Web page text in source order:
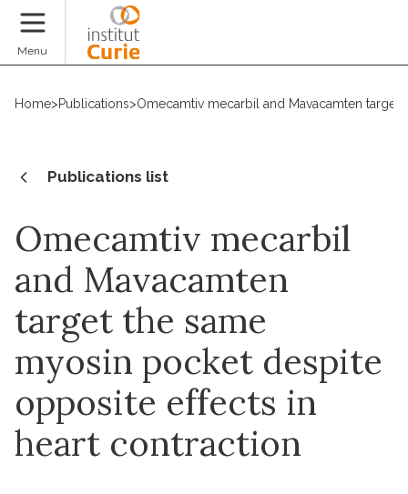
Menu
Home>Publications>Omecamtiv mecarbil and Mavacamten
Publications list
Omecamtiv mecarbil
and Mavacamten
target the same
myosin pocket despite
opposite effects in
heart contraction